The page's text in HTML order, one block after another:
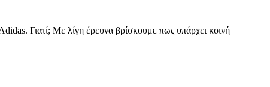
Γιατί; Με λίγη έρευνα βρίσκουμε πως υπάρχει κοινή